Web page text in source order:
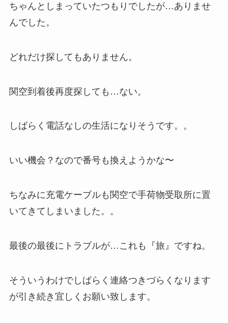
ちゃんとしまっていたつもりでしたが…ありませ
んでした。
どれだけ探してもありません。
関空到着後再度探しても…ない。
しばらく電話なしの生活になりそうです。。
いい機会？なので番号も換えようかな〜
ちなみに充電ケーブルも関空で手荷物受取所に置
いてきてしまいました。。
最後の最後にトラブルが…これも『旅』ですね。
そういうわけでしばらく連絡つきづらくなります
が引き続き宜しくお願い致します。